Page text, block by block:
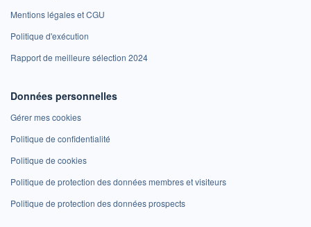
Mentions légales et CGU
Politique d'exécution
Rapport de meilleure sélection 2024
Données personnelles
Gérer mes cookies
Politique de confidentialité
Politique de cookies
Politique de protection des données membres et visiteurs
Politique de protection des données prospects